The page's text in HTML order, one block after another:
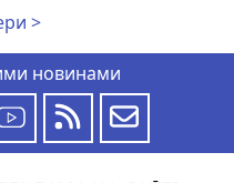
>
новинами